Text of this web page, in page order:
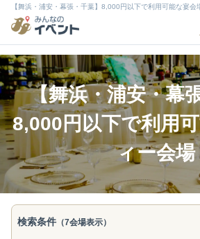
【舞浜・浦安・幕張・千葉】8,000円以下で利用可能な宴会
【舞浜・浦安・幕
8,000円以下で利用
ィー会場
検索条件 （7会場表示）